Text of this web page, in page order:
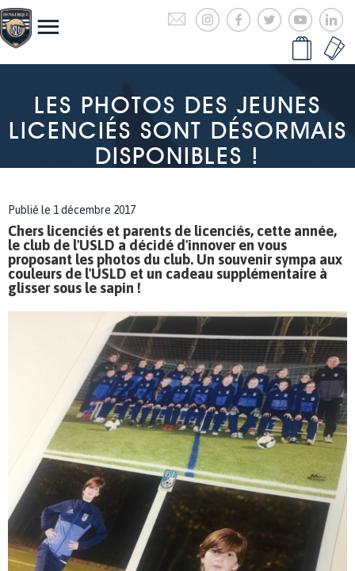
LES PHOTOS DES JEUNES
LICENCIÉS SONT DÉSORMAIS
DISPONIBLES !
Publié le 1 décembre 2017
Chers licenciés et parents de licenciés, cette année,
le club de l'USLD a décidé d'innover en vous
proposant les photos du club. Un souvenir sympa aux
couleurs de l'USLD et un cadeau supplémentaire à
glisser sous le sapin !